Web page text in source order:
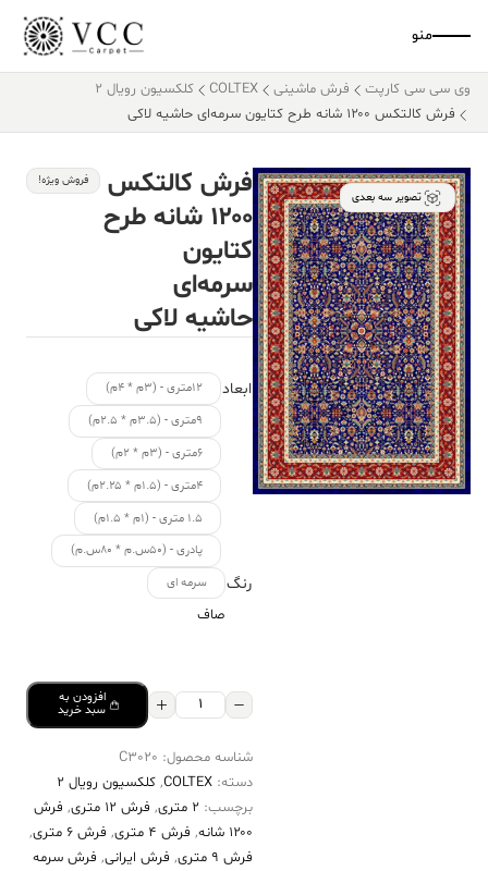
منو
وی سی سی کارپت فرش ماشینی COLTEX
کلکسیون رویال 2
فرش کالتکس ۱۲۰۰ شانه طرح کتایون سرمه‌ای حاشیه لاکی
تصویر سه بعدی
فرش کالتکس
۱۲۰۰ شانه طرح
کتایون
سرمه‌ای
حاشیه لاکی
فروش ویژه!
ابعاد
۱۲متری - (۳م * ۴م)
۹متری - (۳.۵م * ۲.۵م)
۶متری - (۳م * ۲م)
۴متری - (۱.۵م * ۲.۲۵م)
۱.۵ متری - (۱م * ۱.۵م)
پادری - (۵۰س.م * ۸۰س.م)
رنگ سرمه ای
صاف
فرش
۱۲۰۰
طرح
کتایون
افزودن به
سبد خرید
شناسه محصول: C3020
دسته: COLTEX
, کلکسیون رویال 2
برچسب: 2 متری , فرش 12 متری , فرش
۱۲۰۰ شانه
, فرش 4 متری , فرش 6 متری
,
فرش 9 متری
, فرش ایرانی, فرش سرمه